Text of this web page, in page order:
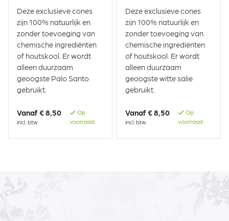
Deze exclusieve cones
zijn 100% natuurlijk en
zonder toevoeging van
chemische ingrediënten
of houtskool. Er wordt
alleen duurzaam
geoogste Palo Santo
gebruikt.
Vanaf € 8,50
incl. btw
Op
voorraad
Deze exclusieve cones
zijn 100% natuurlijk en
zonder toevoeging van
chemische ingrediënten
of houtskool. Er wordt
alleen duurzaam
geoogste witte salie
gebruikt.
Vanaf € 8,50
incl. btw
Op
voorraad